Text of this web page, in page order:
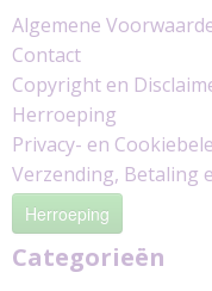
Algemene
Contact
Copyright en
Herroeping
Privacy- en
Verzending, Betaling
Herroeping
Categorieën